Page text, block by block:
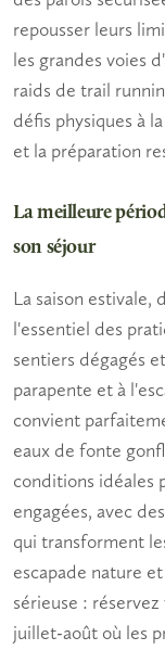
repousser leurs
les grandes voies
raids de trail
défis physiques à
et la préparation
La meilleure
son séjour
La saison estivale,
l'essentiel des
sentiers dégagés
parapente et à
convient
eaux de fonte
conditions idéales
engagées, avec
qui transforment
escapade nature
sérieuse :
juillet-août où les